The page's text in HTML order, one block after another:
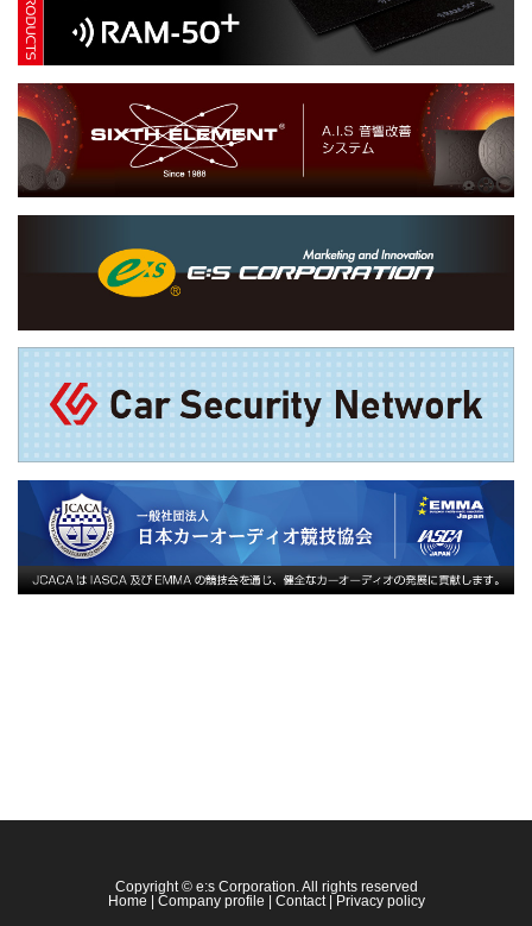
Copyright © e:s Corporation. All rights reserved
Home
Company profile Contact| Privacy policy